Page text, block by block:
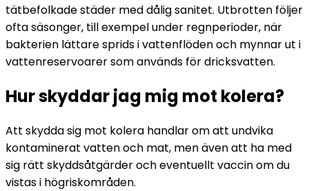
tätbefolkade städer med dålig sanitet. Utbrotten följer
ofta säsonger, till exempel under regnperioder, när
bakterien lättare sprids i vattenflöden och mynnar ut i
vattenreservoarer som används för dricksvatten.
Hur skyddar jag mig mot kolera?
Att skydda sig mot kolera handlar om att undvika
kontaminerat vatten och mat, men även att ha med
sig rätt skyddsåtgärder och eventuellt vaccin om du
vistas i högriskområden.